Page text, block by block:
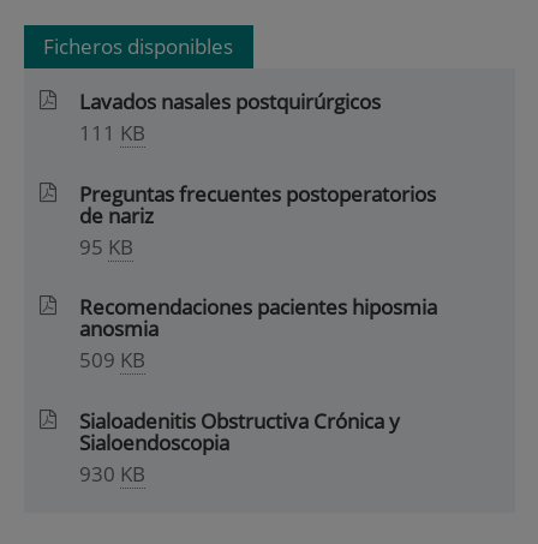
Ficheros disponibles
Lavados nasales postquirúrgicos
111 KB
Preguntas frecuentes postoperatorios
de nariz
95 KB
Recomendaciones pacientes hiposmia
anosmia
509 KB
Sialoadenitis Obstructiva Crónica y
Sialoendoscopia
930 KB